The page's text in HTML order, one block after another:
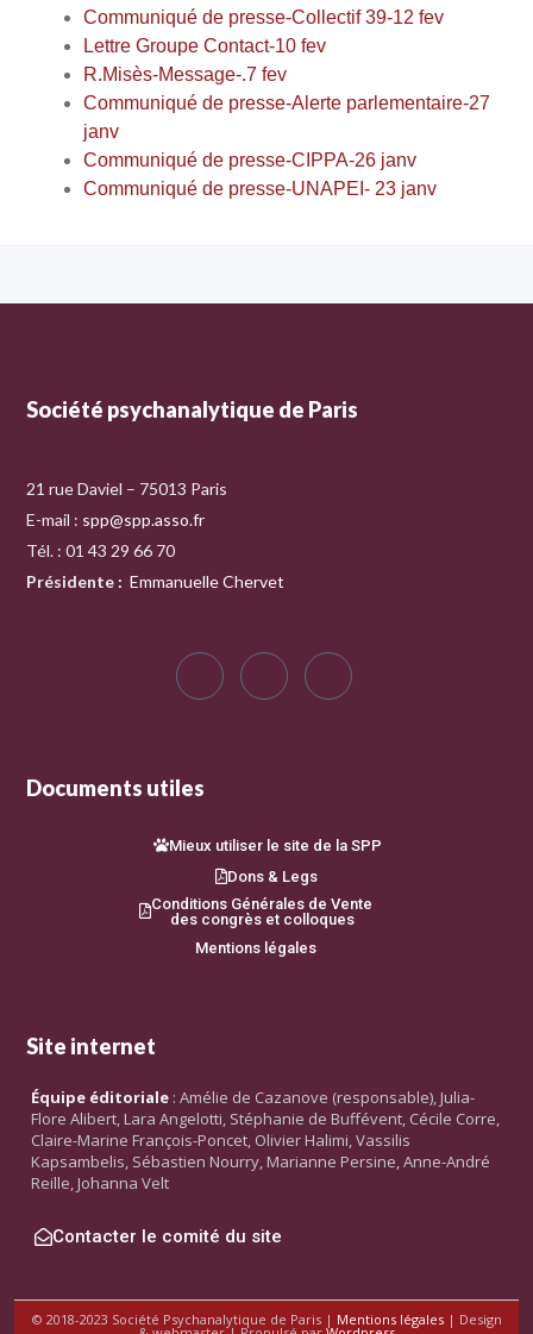
Communiqué de presse-Collectif 39-12 fev
Lettre Groupe Contact-10 fev
R.Misès-Message-.7 fev
Communiqué de presse-Alerte parlementaire-27
janv
Communiqué de presse-CIPPA-26 janv
Communiqué de presse-UNAPEI- 23 janv
Société psychanalytique de Paris
21 rue Daviel – 75013 Paris
E-mail : spp@spp.asso.fr
Tél. : 01 43 29 66 70
Présidente : Emmanuelle Chervet
Documents utiles
Mieux utiliser le site de la SPP
Dons & Legs
Conditions Générales de Vente
des congrès et colloques
Mentions légales
Site internet
Équipe éditoriale : Amélie de Cazanove (responsable), Julia-
Flore Alibert, Lara Angelotti, Stéphanie de Buffévent, Cécile Corre,
Claire-Marine François-Poncet, Olivier Halimi, Vassilis
Kapsambelis, Sébastien Nourry, Marianne Persine, Anne-André
Reille, Johanna Velt
Contacter le comité du site
© 2018-2023 Société Psychanalytique de Paris | Mentions légales| Design